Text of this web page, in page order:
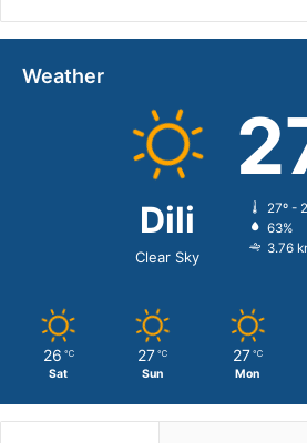
Weather
Dili
Clear Sky
27º -
63%
3.76
26 ℃
Sat
27 ℃
Sun
27 ℃
Mon